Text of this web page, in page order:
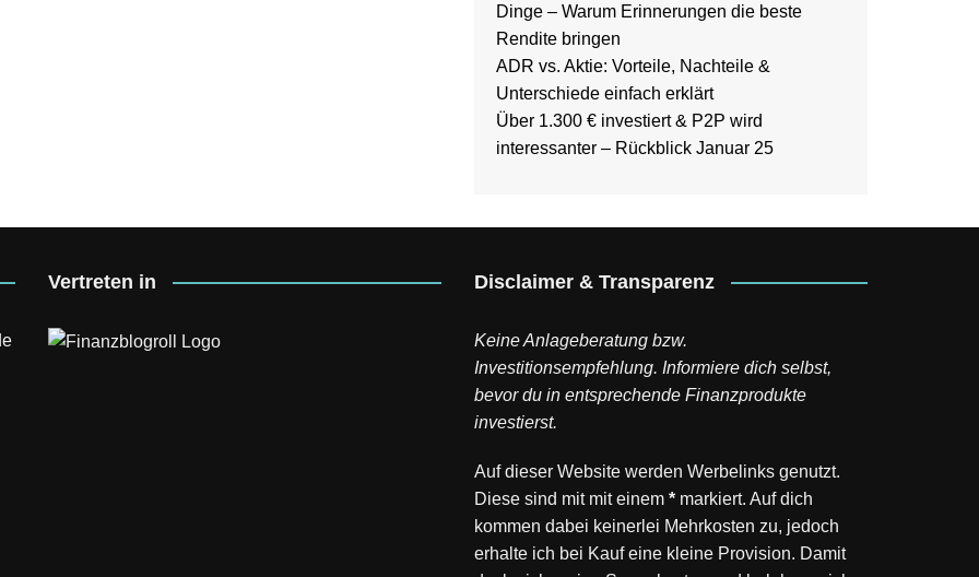
Dinge – Warum Erinnerungen die beste
Rendite bringen
ADR vs. Aktie: Vorteile, Nachteile &
Unterschiede einfach erklärt
Über 1.300 € investiert & P2P wird
interessanter – Rückblick Januar 25
Vertreten in Disclaimer & Transparenz
Keine Anlageberatung bzw.
Investitionsempfehlung. Informiere dich selbst,
bevor du in entsprechende Finanzprodukte
investierst.
Auf dieser Website werden Werbelinks genutzt.
Diese sind mit mit einem * markiert. Auf dich
kommen dabei keinerlei Mehrkosten zu, jedoch
erhalte ich bei Kauf eine kleine Provision. Damit